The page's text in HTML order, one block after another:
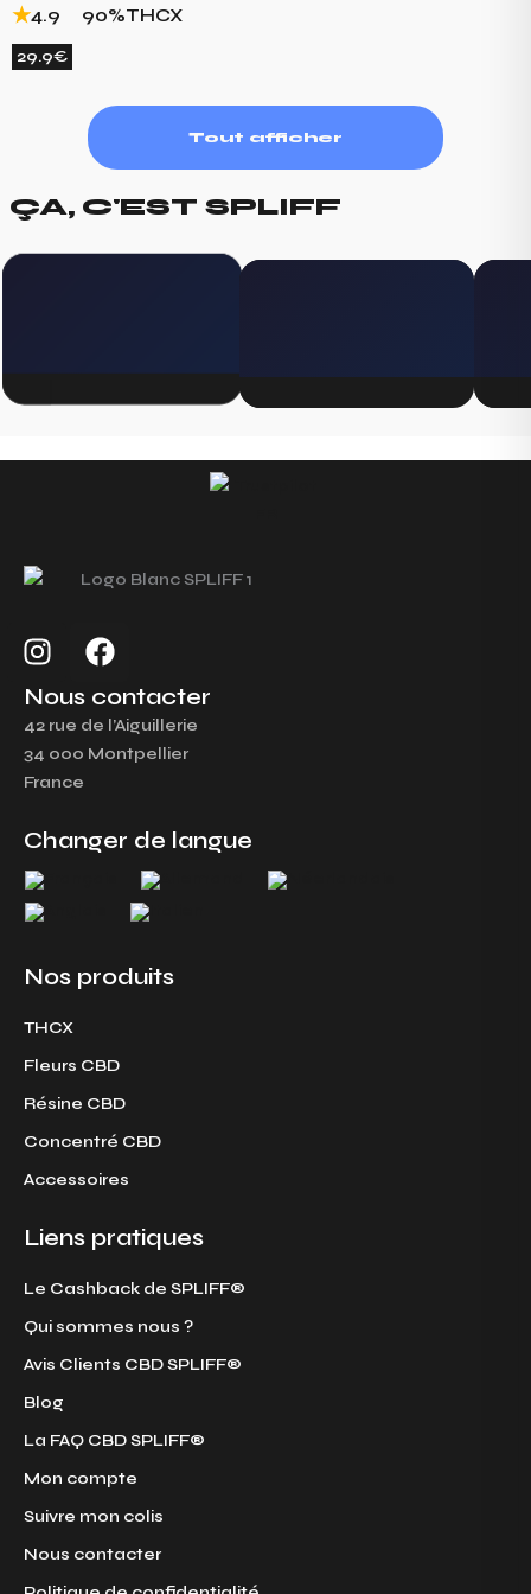
4.9
90%THCX
29.9€
Tout afficher
ÇA, C'EST SPLIFF
I
n
s
t
a
g
a
m
F
a
c
e
b
k
Nous contacter
42 rue de l’Aiguillerie
34 000 Montpellier
France
Changer de langue
Nos produits
THCX
Fleurs CBD
Résine CBD
Concentré CBD
Accessoires
Liens pratiques
Le Cashback de SPLIFF®
Qui sommes nous ?
Avis Clients CBD SPLIFF®
Blog
La FAQ CBD SPLIFF®
Mon compte
Suivre mon colis
Nous contacter